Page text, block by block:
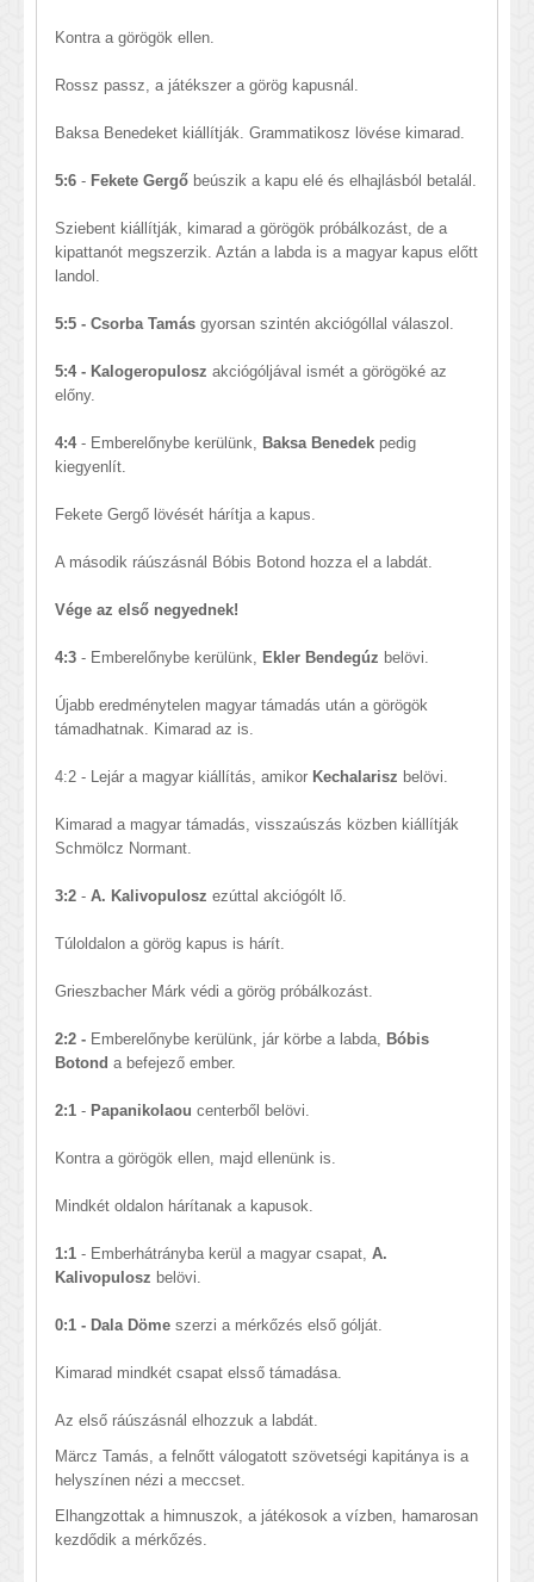
Kontra a görögök ellen.
Rossz passz, a játékszer a görög kapusnál.
Baksa Benedeket kiállítják. Grammatikosz lövése kimarad.
5:6 - Fekete Gergő beúszik a kapu elé és elhajlásból betalál.
Sziebent kiállítják, kimarad a görögök próbálkozást, de a
kipattanót megszerzik. Aztán a labda is a magyar kapus előtt
landol.
5:5 - Csorba Tamás gyorsan szintén akciógóllal válaszol.
5:4 - Kalogeropulosz akciógóljával ismét a görögöké az
előny.
4:4 - Emberelőnybe kerülünk, Baksa Benedek pedig
kiegyenlít.
Fekete Gergő lövését hárítja a kapus.
A második ráúszásnál Bóbis Botond hozza el a labdát.
Vége az első negyednek!
4:3 - Emberelőnybe kerülünk, Ekler Bendegúz belövi.
Újabb eredménytelen magyar támadás után a görögök
támadhatnak. Kimarad az is.
4:2 - Lejár a magyar kiállítás, amikor Kechalarisz belövi.
Kimarad a magyar támadás, visszaúszás közben kiállítják
Schmölcz Normant.
3:2 - A. Kalivopulosz ezúttal akciógólt lő.
Túloldalon a görög kapus is hárít.
Grieszbacher Márk védi a görög próbálkozást.
2:2 - Emberelőnybe kerülünk, jár körbe a labda,
Bóbis
Botond a befejező ember.
2:1 - Papanikolaou centerből belövi.
Kontra a görögök ellen, majd ellenünk is.
Mindkét oldalon hárítanak a kapusok.
1:1 - Emberhátrányba kerül a magyar csapat, A.
Kalivopulosz belövi.
0:1 - Dala Döme szerzi a mérkőzés első gólját.
Kimarad mindkét csapat elsső támadása.
Az első ráúszásnál elhozzuk a labdát.
Märcz Tamás, a felnőtt válogatott szövetségi kapitánya is a
helyszínen nézi a meccset.
Elhangzottak a himnuszok, a játékosok a vízben, hamarosan
kezdődik a mérkőzés.